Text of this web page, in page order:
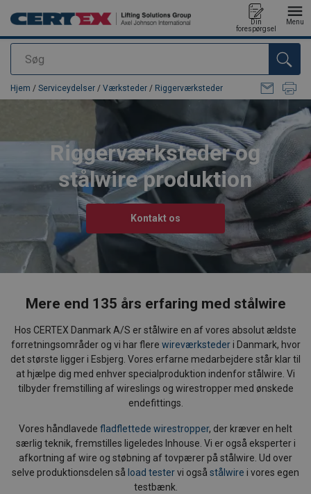
Søg
Din
forespørgsel
Menu
Produktet blev tilføjet til din forespørgsel
Hjem / Serviceydelser / Værksteder / Riggerværksteder
Riggerværksteder og
stålwire produktion
Kontakt os
Mere end 135 års erfaring med stålwire
Hos CERTEX Danmark A/S er stålwire en af vores absolut ældste
forretningsområder og vi har flere wireværkstederi Danmark, hvor
det største ligger i Esbjerg. Vores erfarne medarbejdere står klar til
at hjælpe dig med enhver specialproduktion indenfor stålwire. Vi
tilbyder fremstilling af wireslings og wirestropper med ønskede
endefittings.
Vores håndlavede fladflettede wirestropper, der kræver en helt
særlig teknik, fremstilles ligeledes Inhouse. Vi er også eksperter i
afkortning af wire og støbning af tovpærer på stålwire. Ud over
selve produktionsdelen så load testervi også stålwire i vores egen
testbænk.